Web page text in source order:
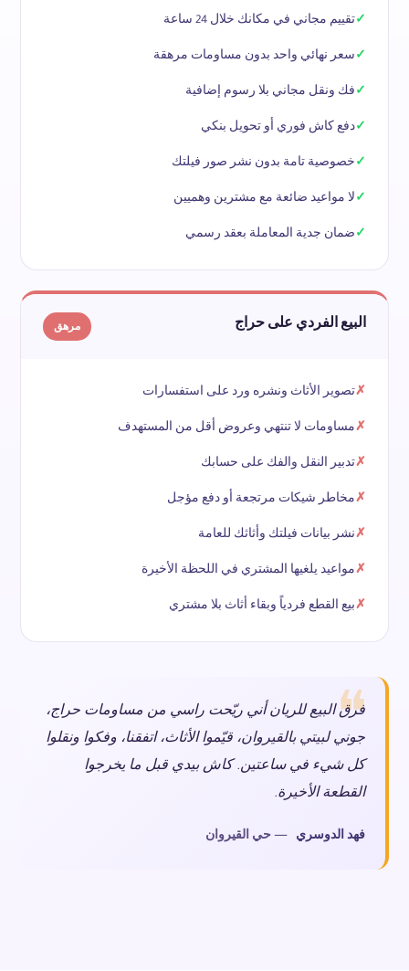
تقييم مجاني في مكانك خلال 24 ساعة
سعر نهائي واحد بدون مساومات مرهقة
فك ونقل مجاني بلا رسوم إضافية
دفع كاش فوري أو تحويل بنكي
خصوصية تامة بدون نشر صور فيلتك
لا مواعيد ضائعة مع مشترين وهميين
ضمان جدية المعاملة بعقد رسمي
البيع الفردي على حراج مرهق
تصوير الأثاث ونشره ورد على استفسارات
مساومات لا تنتهي وعروض أقل من المستهدف
تدبير النقل والفك على حسابك
مخاطر شيكات مرتجعة أو دفع مؤجل
نشر بيانات فيلتك وأثاثك للعامة
مواعيد يلغيها المشتري في اللحظة الأخيرة
بيع القطع فردياً وبقاء أثاث بلا مشتري
فرق البيع للريان أني ريّحت راسي من مساومات حراج،
جوني لبيتي بالقيروان، قيّموا الأثاث، اتفقنا، وفكوا ونقلوا
كل شيء في ساعتين. كاش بيدي قبل ما يخرجوا
القطعة الأخيرة.
فهد الدوسري — حي القيروان